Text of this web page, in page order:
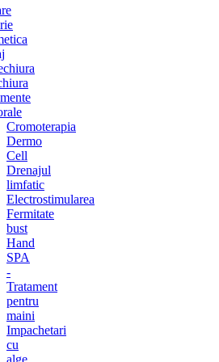
Cromoterapia
Dermo
Cell
Drenajul
limfatic
Electrostimularea
Fermitate
bust
Hand
SPA
-
Tratament
pentru
maini
Impachetari
cu